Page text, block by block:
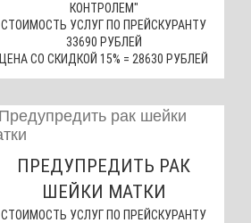
КОНТРОЛЕМ"
СТОИМОСТЬ УСЛУГ ПО ПРЕЙСКУРАНТУ
33690 РУБЛЕЙ
ЦЕНА СО СКИДКОЙ 15% = 28630 РУБЛЕЙ
ПРЕДУПРЕДИТЬ РАК
ШЕЙКИ МАТКИ
СТОИМОСТЬ УСЛУГ ПО ПРЕЙСКУРАНТУ